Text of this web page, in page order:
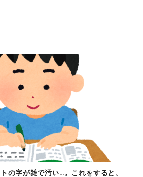
の字が雑で汚い…。これをすると、